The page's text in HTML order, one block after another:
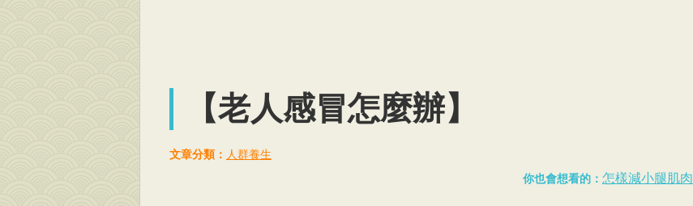
【老人感冒怎麼辦】
文章分類： 人群養生
你也會想看的：怎樣減小腿肌肉